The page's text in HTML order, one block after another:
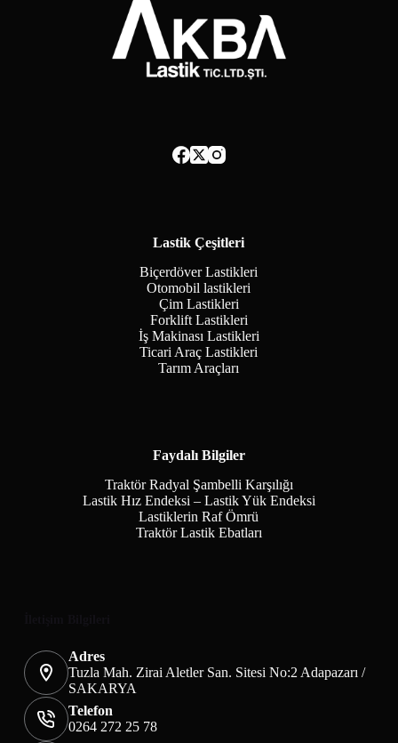
Lastik Çeşitleri
Biçerdöver Lastikleri
Otomobil lastikleri
Çim Lastikleri
Forklift Lastikleri
İş Makinası Lastikleri
Ticari Araç Lastikleri
Tarım Araçları
Faydalı Bilgiler
Traktör Radyal Şambelli Karşılığı
Lastik Hız Endeksi – Lastik Yük Endeksi
Lastiklerin Raf Ömrü
Traktör Lastik Ebatları
Adres
Tuzla Mah. Zirai Aletler San. Sitesi No:2 Adapazarı /
SAKARYA
Telefon
0264 272 25 78